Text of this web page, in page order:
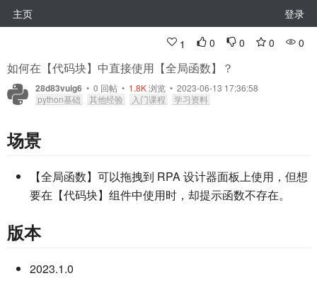
主页 登录
1 0 0 0 0
如何在【代码块】中直接使用【全局函数】？
28d83vuig6 • 0 回帖 • 1.8K浏览 • 2023-06-13 17:36:58
python基础
其他经验 入门课程 学习资料
场景
【全局函数】可以拖拽到 RPA 设计器面板上使用，但想
要在【代码块】组件中使用时，却提示函数不存在。
版本
2023.1.0